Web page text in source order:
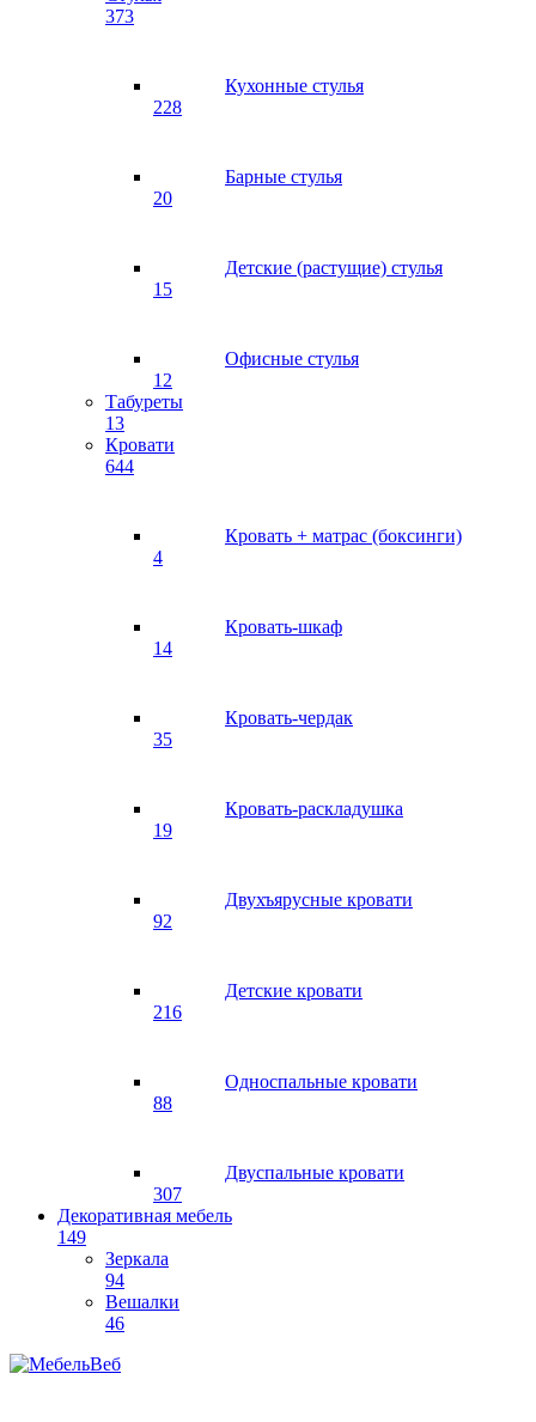
373
Кухонные стулья
228
Барные стулья
20
Детские (растущие) стулья
15
Офисные стулья
12
Табуреты
13
Кровати
644
Кровать + матрас (боксинги)
4
Кровать-шкаф
14
Кровать-чердак
35
Кровать-раскладушка
19
Двухъярусные кровати
92
Детские кровати
216
Односпальные кровати
88
Двуспальные кровати
307
Декоративная мебель
149
Зеркала
94
Вешалки
46